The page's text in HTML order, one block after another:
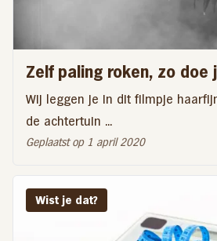
Zelf paling roken, zo doe
Wij leggen je in dit filmpje
de achtertuin ...
Geplaatst op 1 april 2020
Wist je dat?